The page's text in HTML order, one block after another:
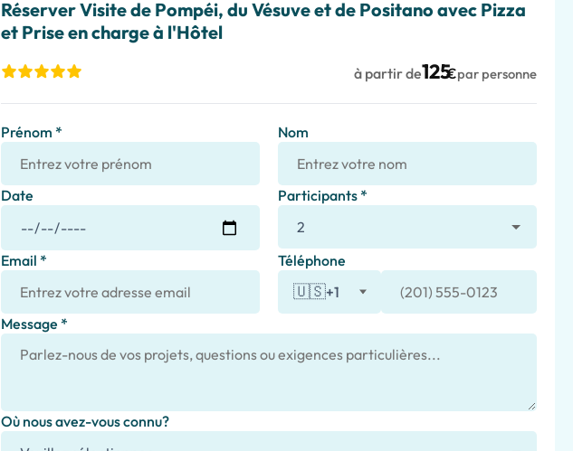
Réserver Visite de Pompéi, du Vésuve et de Positano avec Pizza
et Prise en charge à l'Hôtel
à partir de125€par personne
Prénom * Nom
Date Participants *
Email * Téléphone
🇺🇸+1
Message *
Où nous avez-vous connu?